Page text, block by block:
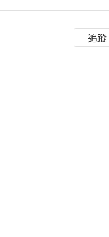
追蹤